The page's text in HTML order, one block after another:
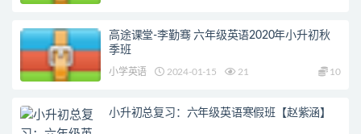
高途课堂-李勤骞 六年级英语2020年小升初秋
季班
小学英语 2024-01-15 21 10
小升初总复习：六年级英语寒假班【赵紫涵】